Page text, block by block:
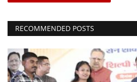
RECOMMENDED POSTS